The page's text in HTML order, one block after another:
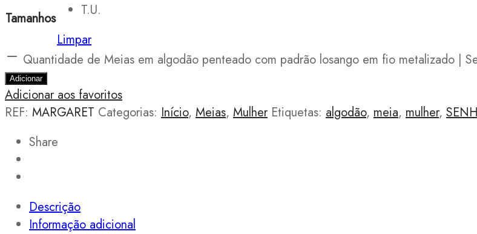
Tamanhos
T.U.
Limpar
Quantidade de Meias em algodão penteado com padrão losango em fio metalizado |
Adicionar
Adicionar aos favoritos
REF: MARGARET Categorias: Início, Meias, Mulher Etiquetas: algodão, meia, mulher,
Share
Descrição
Informação adicional